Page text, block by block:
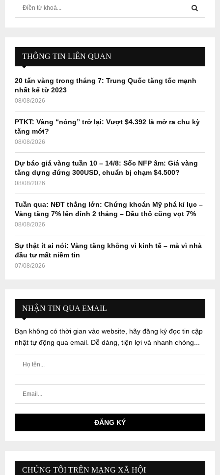
f
r
E
A
H
THÔNG TIN LIÊN QUAN
20 tấn vàng trong tháng 7: Trung Quốc tăng tốc mạnh
nhất kể từ 2023
08/08/2026
PTKT: Vàng “nóng” trở lại: Vượt $4.392 là mở ra chu kỳ
tăng mới?
08/08/2026
Dự báo giá vàng tuần 10 – 14/8: Sốc NFP âm: Giá vàng
tăng dựng đứng 300USD, chuẩn bị chạm $4.500?
08/08/2026
Tuần qua: NĐT thắng lớn: Chứng khoán Mỹ phá kỉ lục –
Vàng tăng 7% lên đỉnh 2 tháng – Dầu thô cũng vọt 7%
08/08/2026
Sự thật ít ai nói: Vàng tăng không vì kinh tế – mà vì nhà
đầu tư mất niềm tin
07/08/2026
NHẬN TIN QUA EMAIL
Bạn không có thời gian vào website, hãy đăng ký đọc tin cập
nhật tự động qua email. Dễ dàng, tiện lợi và nhanh chóng...
CHÚNG TÔI TRÊN MẠNG XÃ HỘI